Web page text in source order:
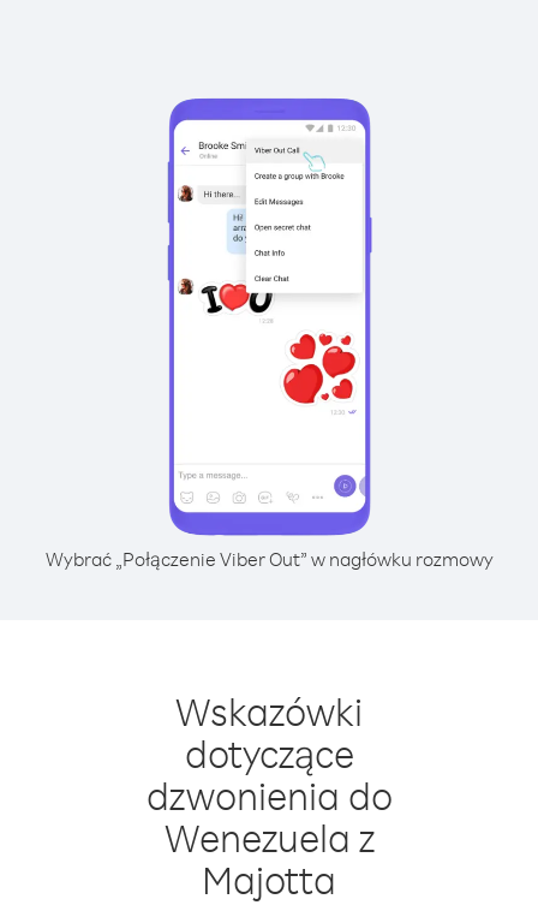
Wybrać „Połączenie Viber Out” w nagłówku rozmowy
Wskazówki
dotyczące
dzwonienia do
Wenezuela z
Majotta